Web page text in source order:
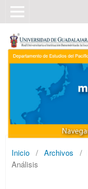
Inicio / Archivos /
Análisis